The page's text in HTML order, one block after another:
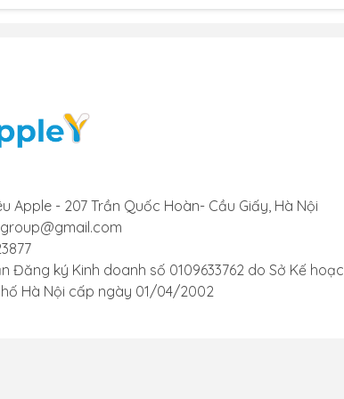
cho thấy mic đã bị hỏng và cần được thay thế.
diện giọng nói: Khi bạn cố gắng sử dụng trợ lý
giọng nói của bạn một cách chính xác. Tình trạng
phải bất kỳ dấu hiệu nào trên, tốt nhất là bạn
kiểm tra và thay mic iPad Air 6 kịp thời.
Apple - 207 Trần Quốc Hoàn- Cầu Giấy, Hà Nội
Đăng ký Kinh doanh số 0109633762 do Sở Kế
Hà Nội cấp ngày 01/04/2002